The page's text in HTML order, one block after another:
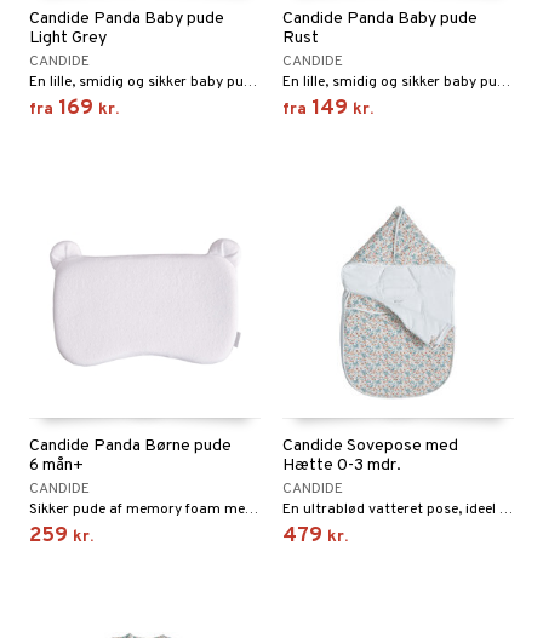
Candide Panda Baby pude
Light Grey
CANDIDE
En lille, smidig og sikker baby pude med ergonomisk form.
fra 169 kr.
Candide Panda Baby pude
Rust
CANDIDE
En lille, smidig og sikker baby pude med ergonomisk form.
fra 149 kr.
Candide Panda Børne pude
6 mån+
CANDIDE
Sikker pude af memory foam med ergonomisk form.
259 kr.
Candide Sovepose med
Hætte 0-3 mdr.
CANDIDE
En ultrablød vatteret pose, ideel til sikker og behagelig søvn i den første tid!
479 kr.